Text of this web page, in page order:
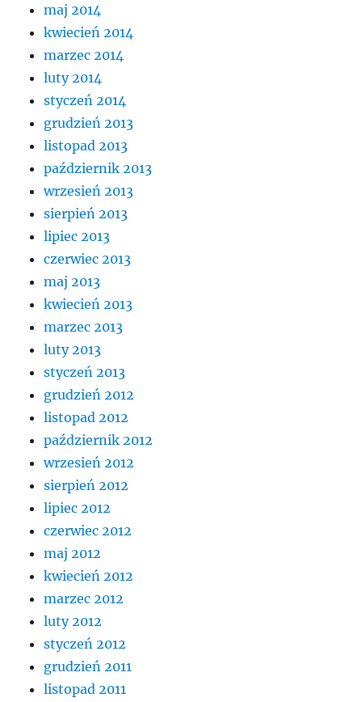
maj 2014
kwiecień 2014
marzec 2014
luty 2014
styczeń 2014
grudzień 2013
listopad 2013
październik 2013
wrzesień 2013
sierpień 2013
lipiec 2013
czerwiec 2013
maj 2013
kwiecień 2013
marzec 2013
luty 2013
styczeń 2013
grudzień 2012
listopad 2012
październik 2012
wrzesień 2012
sierpień 2012
lipiec 2012
czerwiec 2012
maj 2012
kwiecień 2012
marzec 2012
luty 2012
styczeń 2012
grudzień 2011
listopad 2011